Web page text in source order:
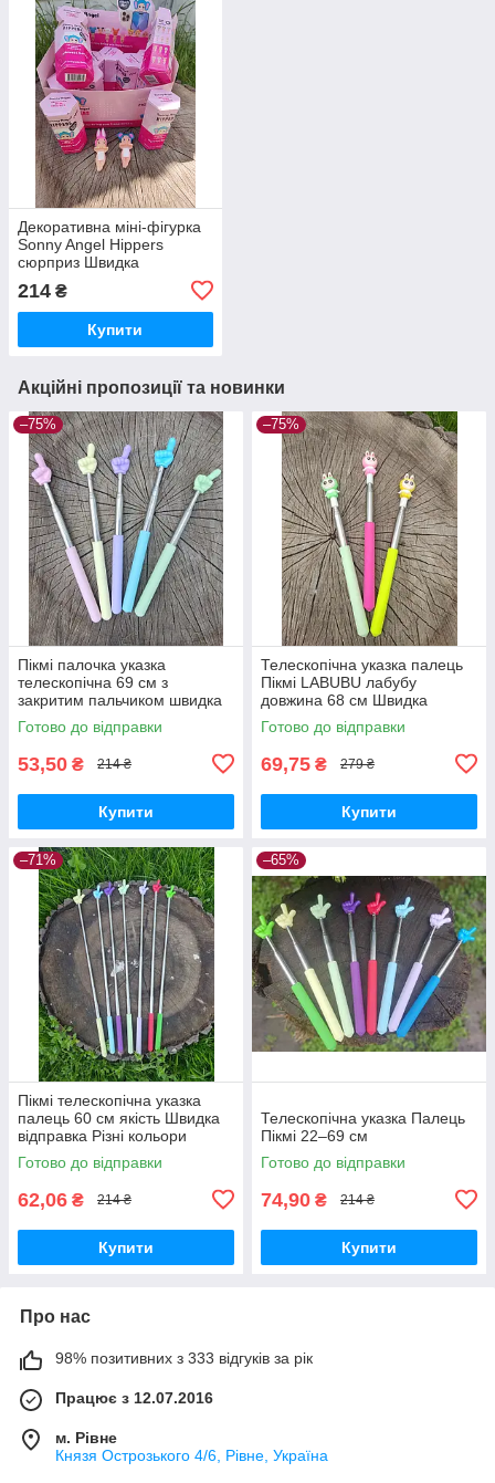
Декоративна міні-фігурка
Sonny Angel Hippers
сюрприз Швидка
214 ₴
Купити
Акційні пропозиції та новинки
–75%
Пікмі палочка указка
телескопічна 69 см з
закритим пальчиком швидка
відправка Різні кольори
Готово до відправки
53,50 ₴ 214 ₴
Купити
–75%
Телескопічна указка палець
Пікмі LABUBU лабубу
довжина 68 см Швидка
відправка
Готово до відправки
69,75 ₴ 279 ₴
Купити
–71%
Пікмі телескопічна указка
палець 60 см якість Швидка
відправка Різні кольори
Готово до відправки
62,06 ₴ 214 ₴
Купити
–65%
Телескопічна указка Палець
Пікмі 22–69 см
Готово до відправки
74,90 ₴ 214 ₴
Купити
Про нас
98% позитивних з 333 відгуків за рік
Працює з 12.07.2016
м. Рівне
Князя Острозького 4/6, Рівне, Україна